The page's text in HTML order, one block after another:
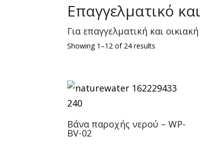
Επαγγελματικό
Για επαγγελματική και
Showing 1–12 of 24 results
Βάνα παροχής νερού – WP-
BV-02